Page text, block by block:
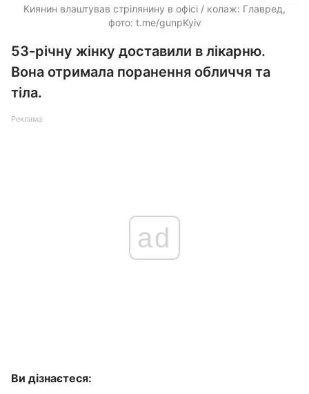
Киянин влаштував стрілянину в офісі / колаж: Главред,
фото: t.me/gunpKyiv
53-річну жінку доставили в лікарню.
Вона отримала поранення обличчя та
тіла.
Реклама
ad
Ви дізнаєтеся: